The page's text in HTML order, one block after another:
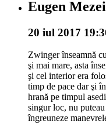
Eugen Mezei
20 iul 2017
Zwinger înseamnă
şi mai mare, asta
şi cel interior era
timp de pace dar şi
hrană pe timpul
singur loc, nu
îngreuneze